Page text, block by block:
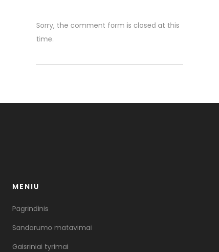
Sorry, the comment form is closed at this
time.
MENIU
Pagrindinis
Sandarumo matavimai
Gaisriniai tyrimai